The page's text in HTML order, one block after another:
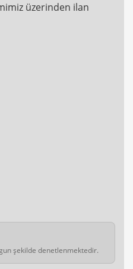
üzerinden ilan
şekilde denetlenmektedir.